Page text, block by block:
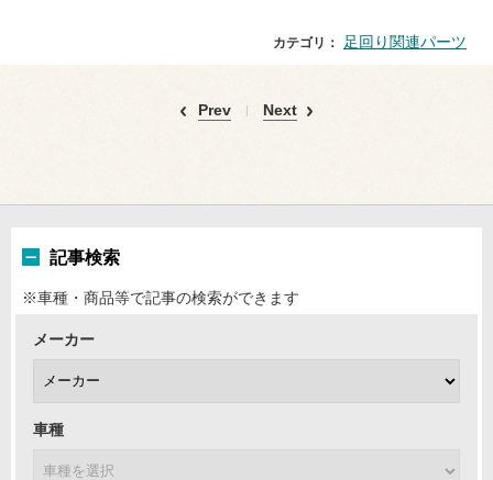
カテゴリ： 足回り関連パーツ
Prev Next
記事検索
※車種・商品等で記事の検索ができます
メーカー
車種